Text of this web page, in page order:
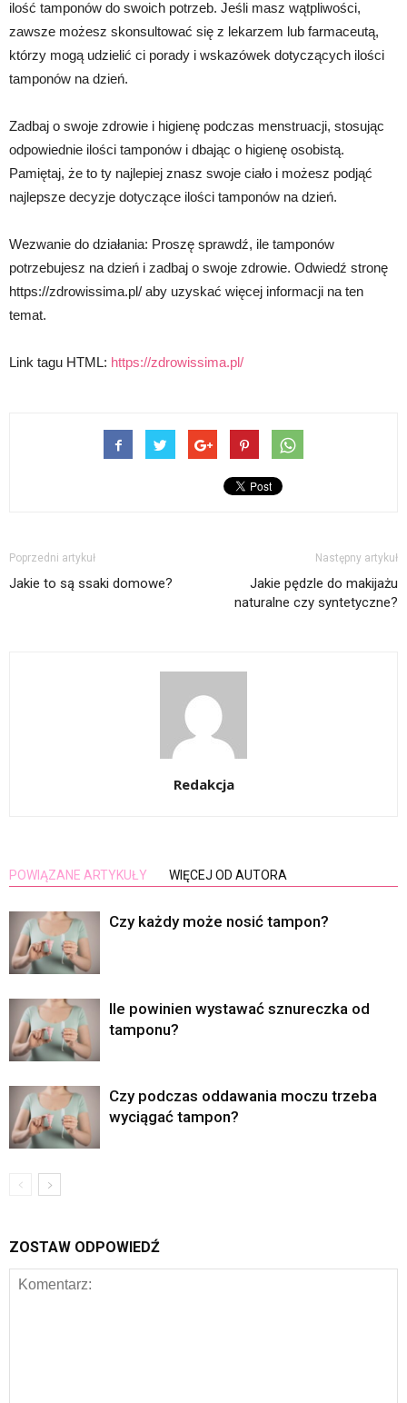
ilość tamponów do swoich potrzeb. Jeśli masz wątpliwości,
zawsze możesz skonsultować się z lekarzem lub farmaceutą,
którzy mogą udzielić ci porady i wskazówek dotyczących ilości
tamponów na dzień.
Zadbaj o swoje zdrowie i higienę podczas menstruacji, stosując
odpowiednie ilości tamponów i dbając o higienę osobistą.
Pamiętaj, że to ty najlepiej znasz swoje ciało i możesz podjąć
najlepsze decyzje dotyczące ilości tamponów na dzień.
Wezwanie do działania: Proszę sprawdź, ile tamponów
potrzebujesz na dzień i zadbaj o swoje zdrowie. Odwiedź stronę
https://zdrowissima.pl/ aby uzyskać więcej informacji na ten
temat.
Link tagu HTML: https://zdrowissima.pl/
Poprzedni artykuł
Jakie to są ssaki domowe?
Następny artykuł
Jakie pędzle do makijażu
naturalne czy syntetyczne?
Redakcja
POWIĄZANE ARTYKUŁY WIĘCEJ OD AUTORA
Czy każdy może nosić tampon?
Ile powinien wystawać sznureczka od
tamponu?
Czy podczas oddawania moczu trzeba
wyciągać tampon?
ZOSTAW ODPOWIEDŹ